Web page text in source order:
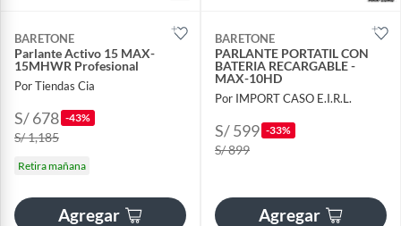
BARETONE
Parlante Activo 15 MAX-
15MHWR Profesional
Por Tiendas Cia
S/ 678 -43%
S/ 1,185
Retira mañana
Agregar
BARETONE
PARLANTE PORTATIL CON
BATERIA RECARGABLE -
MAX-10HD
Por IMPORT CASO E.I.R.L.
S/ 599 -33%
S/ 899
Agregar